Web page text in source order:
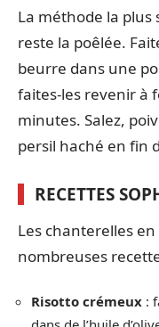
La méthode la plus
reste la poêlée.
beurre dans une
faites-les revenir à
minutes. Salez,
persil haché en fin
RECETTES
Les chanterelles
nombreuses
Risotto crémeux :